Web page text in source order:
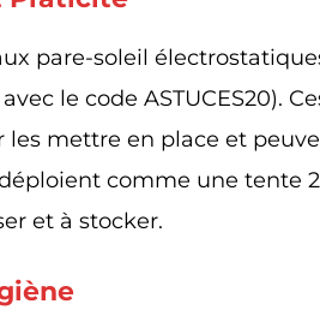
pare-soleil
avec le code ASTUCES20).
les mettre en place et
comme une tente
et à stocker.